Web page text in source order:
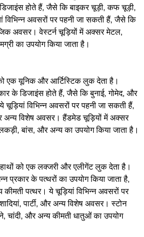
होते हैं, जैसे कि बाइकर चूड़ी, कफ चूड़ी,
अवसरों पर पहनी जा सकती हैं, जैसे कि
अवसर। वेस्टर्न चूड़ियों में अक्सर मेटल,
का उपयोग किया जाता है।
एक यूनिक और आर्टिस्टिक लुक देता है।
के डिजाइंस होते हैं, जैसे कि बुनाई, गोमेद, और
चूड़ियां विभिन्न अवसरों पर पहनी जा सकती हैं,
अन्य विशेष अवसर। हैंडमेड चूड़ियों में अक्सर
बांस, और अन्य का उपयोग किया जाता है।
को एक लक्जरी और एलीगेंट लुक देता है।
प्रकार के पत्थरों का उपयोग किया जाता है,
पत्थर। ये चूड़ियां विभिन्न अवसरों पर
पार्टी, और अन्य विशेष अवसर। स्टोन
चांदी, और अन्य कीमती धातुओं का उपयोग